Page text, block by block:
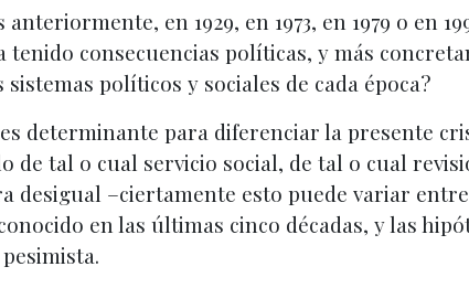
en 1929, en 1973, en 1979 o en
tenido consecuencias políticas, y más
políticos y sociales de cada época?
determinante para diferenciar la presente
tal o cual servicio social, de tal o cual
desigual –ciertamente esto puede variar
en las últimas cinco décadas, y las